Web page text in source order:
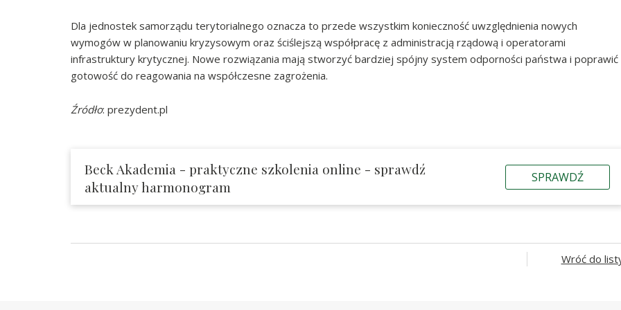
Dla jednostek samorządu terytorialnego oznacza to przede wszystkim konieczność uwzględnienia nowych
wymogów w planowaniu kryzysowym oraz ściślejszą współpracę z administracją rządową i operatorami
infrastruktury krytycznej. Nowe rozwiązania mają stworzyć bardziej spójny system odporności państwa i poprawić
gotowość do reagowania na współczesne zagrożenia.
Źródło: prezydent.pl
Beck Akademia - praktyczne szkolenia online - sprawdź
aktualny harmonogram
SPRAWDŹ
Wróć do